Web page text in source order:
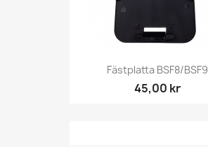
Fästplatta BSF8/BSF9
45,00 kr